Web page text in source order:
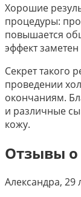
Хорошие
процедуры:
повышается
эффект
Секрет такого
проведении
окончаниям.
и различные
кожу.
Отзывы о
Александра, 29